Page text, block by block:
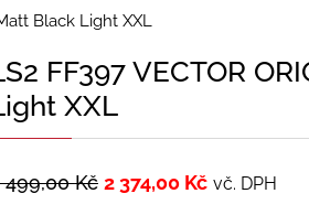
Black Light XXL
FF397 VECTOR
XXL
499,00Kč 2 374,00 Kč vč. DPH